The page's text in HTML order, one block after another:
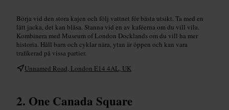
Börja vid den stora kajen och följ vattnet för bästa utsikt. Ta med en
lätt jacka, det kan blåsa. Stanna vid en av kaféerna om du vill vila.
Kombinera med Museum of London Docklands om du vill ha mer
historia. Håll barn och cyklar nära, ytan är öppen och kan vara
trafikerad på vissa partier.
Unnamed Road, London E14 4AL, UK
One Canada Square